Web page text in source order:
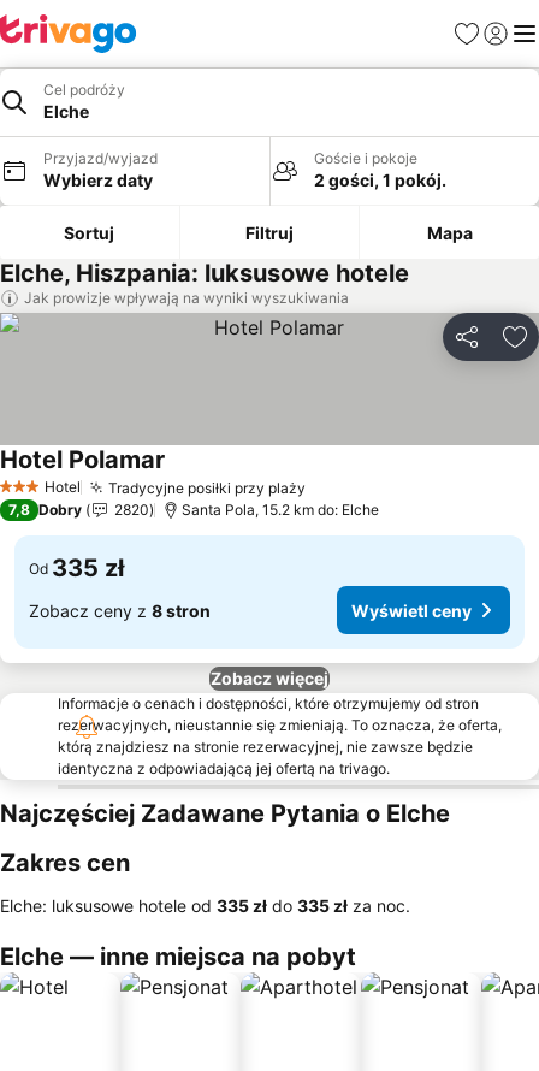
Ulubione
Cel podróży
Elche
Przyjazd/wyjazd
Wybierz daty
Goście i pokoje
2 gości, 1 pokój.
Sortuj Filtruj Mapa
Elche, Hiszpania: luksusowe hotele
Jak prowizje wpływają na wyniki wyszukiwania
3 Kategoria
Hotel Tradycyjne posiłki przy plaży
Hotel Polamar
7,8 Dobry 2820 Santa Pola, 15.2 km do: Elche
Od 335 zł
Zobacz ceny z 8 stron Wyświetl ceny
Zobacz więcej
Informacje o cenach i dostępności, które otrzymujemy od stron
rezerwacyjnych, nieustannie się zmieniają. To oznacza, że oferta,
którą znajdziesz na stronie rezerwacyjnej, nie zawsze będzie
identyczna z odpowiadającą jej ofertą na trivago.
Najczęściej Zadawane Pytania o Elche
Zakres cen
Elche: luksusowe hotele od ‎335 zł do ‎335 zł za noc.
Elche — inne miejsca na pobyt